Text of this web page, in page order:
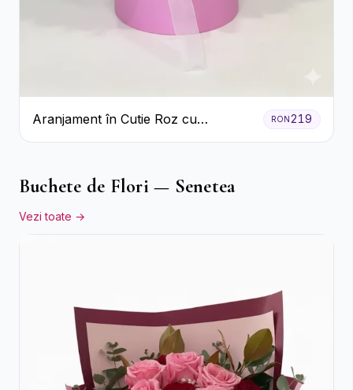
Aranjament în Cutie Roz cu
Crizanteme Albe și Lila
RON219
Buchete de Flori — Senetea
Vezi toate →